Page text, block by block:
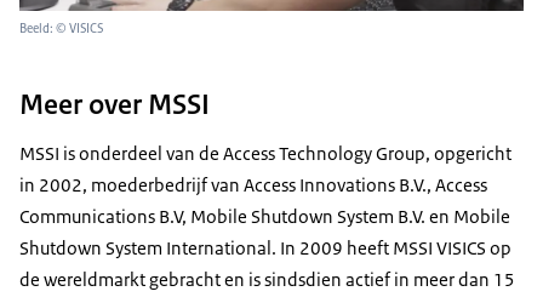
Beeld: © VISICS
Meer over MSSI
MSSI is onderdeel van de Access Technology Group, opgericht
in 2002, moederbedrijf van Access Innovations B.V., Access
Communications B.V, Mobile Shutdown System B.V. en Mobile
Shutdown System International. In 2009 heeft MSSI VISICS op
de wereldmarkt gebracht en is sindsdien actief in meer dan 15